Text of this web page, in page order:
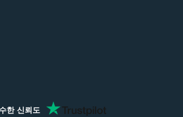
한 신뢰도